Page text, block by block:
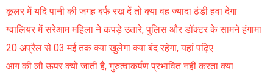
कूलर में यदि पानी की जगह बर्फ रख दें तो क्या वह ज्यादा ठंडी हवा देगा
ग्वालियर में सरेआम महिला ने कपड़े उतारे, पुलिस और डॉक्टर के सामने हंगामा
20 अप्रैल से 03 मई तक क्या खुलेगा क्या बंद रहेगा, यहां पढ़िए
आग की लौ ऊपर क्यों जाती है, गुरुत्वाकर्षण प्रभावित नहीं करता क्या